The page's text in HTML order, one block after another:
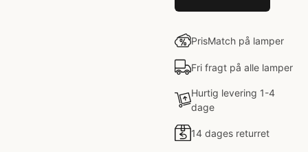
PrisMatch på lamper
Fri fragt på alle lamper
Hurtig levering 1-4
dage
14 dages returret